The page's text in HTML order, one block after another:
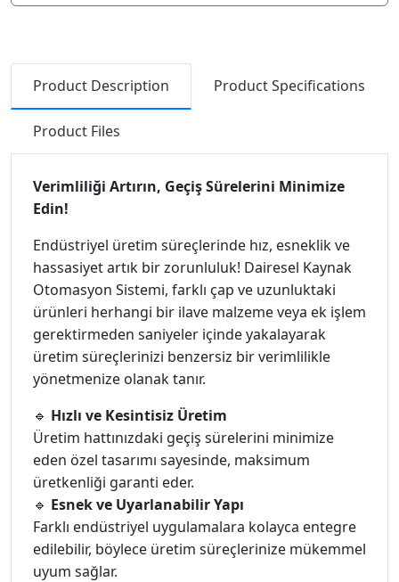
Product Description Product Specifications
Product Files
Verimliliği Artırın, Geçiş Sürelerini Minimize
Edin!
Endüstriyel üretim süreçlerinde hız, esneklik ve
hassasiyet artık bir zorunluluk! Dairesel Kaynak
Otomasyon Sistemi, farklı çap ve uzunluktaki
ürünleri herhangi bir ilave malzeme veya ek işlem
gerektirmeden saniyeler içinde yakalayarak
üretim süreçlerinizi benzersiz bir verimlilikle
yönetmenize olanak tanır.
🔹 Hızlı ve Kesintisiz Üretim
Üretim hattınızdaki geçiş sürelerini minimize
eden özel tasarımı sayesinde, maksimum
üretkenliği garanti eder.
🔹 Esnek ve Uyarlanabilir Yapı
Farklı endüstriyel uygulamalara kolayca entegre
edilebilir, böylece üretim süreçlerinize mükemmel
uyum sağlar.